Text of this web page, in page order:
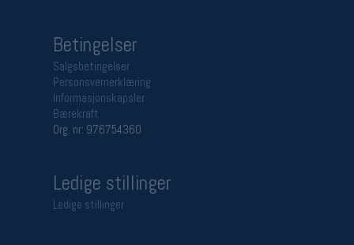
Betingelser
Salgsbetingelser
Personsvernerklæring
Informasjonskapsler
Bærekraft
Org. nr: 976754360
Ledige stillinger
Ledige stillinger